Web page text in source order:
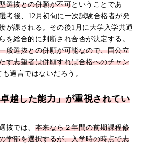
選抜との併願が不可ということであ
考後、12月初旬に一次試験合格者が発
が課される。その後1月に大学入学共通
を総合的に判断され合否が決定する。
般選抜との併願が可能なので、国公立
す志望者は併願すれば合格へのチャン
過言ではないだろう。
越した能力」が重視されてい
抜では、 本来なら２年間の前期課程修
学部を選択するが、入学時の時点で志